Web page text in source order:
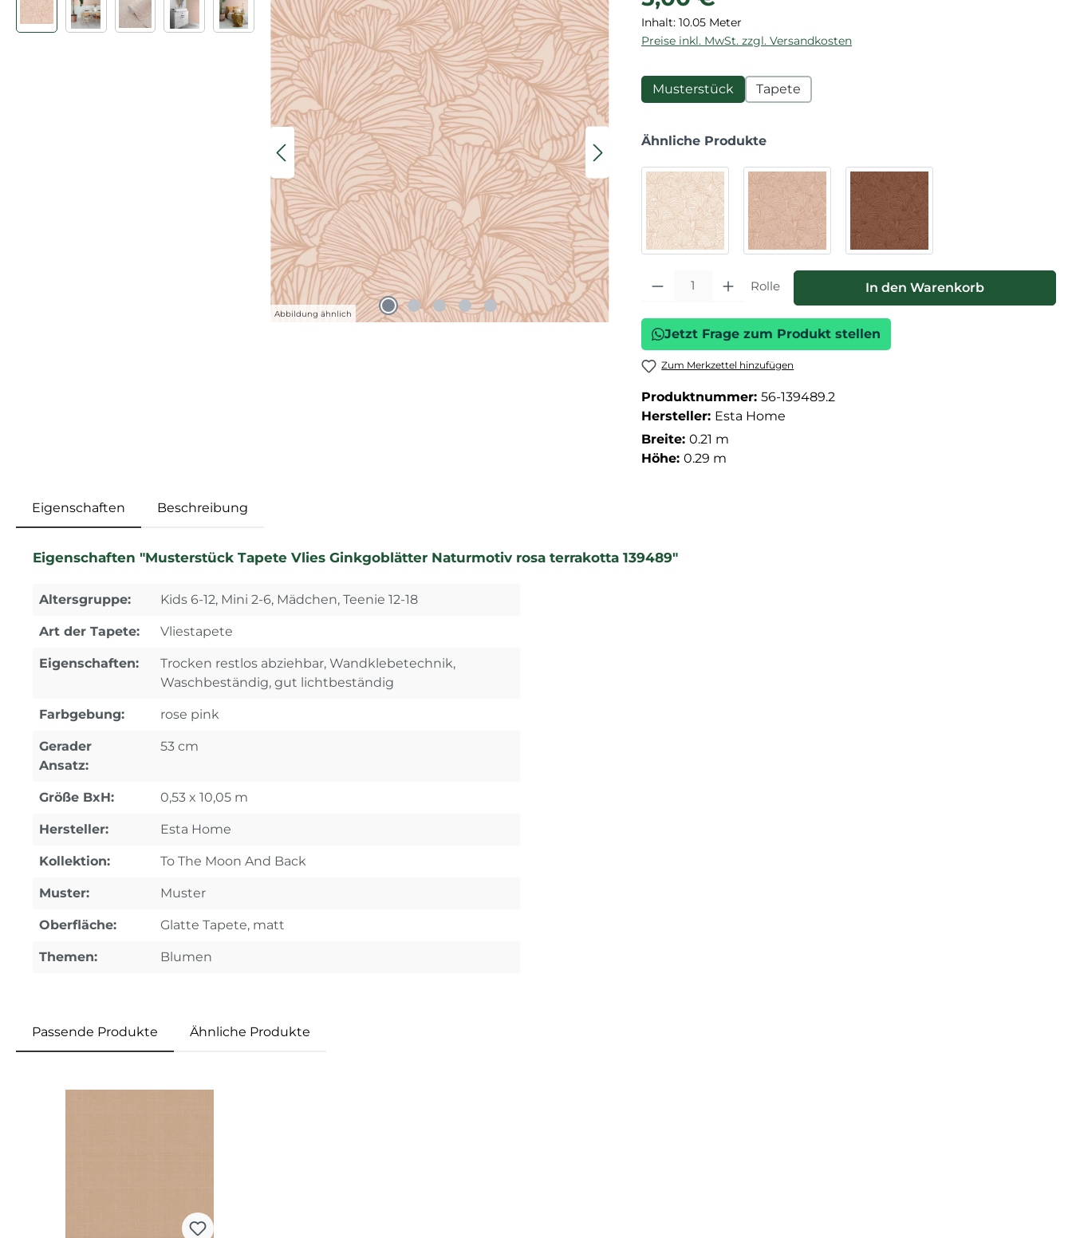
Abbildung ähnlich
Inhalt: 10.05 Meter
Preise inkl. MwSt. zzgl. Versandkosten
Musterstück Tapete
Ähnliche Produkte
Produkt Anzahl: Gib den gewünschten Wert ein oder benutze die
Rolle In den Warenkorb
Jetzt Frage zum Produkt stellen
Zum Merkzettel hinzufügen
Produktnummer: 56-139489.2
Hersteller: Esta Home
Breite: 0.21 m
Höhe: 0.29 m
Eigenschaften Beschreibung
Eigenschaften "Musterstück Tapete Vlies Ginkgoblätter Naturmotiv rosa terrakotta 139489"
Altersgruppe: Kids 6-12, Mini 2-6, Mädchen, Teenie 12-18
Art der Tapete: Vliestapete
Eigenschaften:
Trocken restlos abziehbar, Wandklebetechnik,
Waschbeständig, gut lichtbeständig
Farbgebung: rose pink
Gerader
Ansatz:
53 cm
Größe BxH: 0,53 x 10,05 m
Hersteller: Esta Home
Kollektion: To The Moon And Back
Muster: Muster
Oberfläche: Glatte Tapete, matt
Themen: Blumen
Passende Produkte Ähnliche Produkte